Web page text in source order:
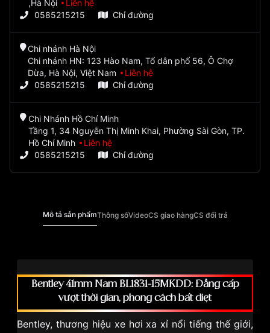
,Hà Nội
Liên hệ
0585215215
Chỉ đường
Chi nhánh Hà Nội
Chi nhánh HN: 123 Hào Nam, Tổ dân phố 56, Ô Chợ
Dừa, Hà Nội, Việt Nam
Liên hệ
0585215215
Chỉ đường
Chi Nhánh Hồ Chí Minh
Tầng 1, 34 Nguyễn Thị Minh Khai, Phường Sài Gòn, TP.
Hồ Chí Minh
Liên hệ
0585215215
Chỉ đường
Mô tả sản phẩmThông sốVideoCS giao hàngCS đổi trả
Bentley 41mm Nam BL1831-15MKDD: Đẳng cấp
vượt thời gian, phong cách bất diệt
Bentley, thương hiệu xe hơi xa xỉ nổi tiếng thế giới,